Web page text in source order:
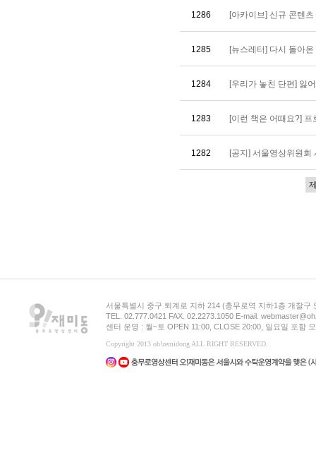
1286 [아카이브] 신규 콘텐
1285 [뉴스레터] 다시 돌아
1284 [우리가 놓친 단편] 잃
1283 [이런 책은 어때요?]
1282 [공지] 서울영상위원회
서울특별시 중구 퇴계로 지하 214 (충무로역 지하1층 개찰구
TEL. 02.777.0421 FAX. 02.2273.1050 E-mail.
센터 운영 : 월~토 OPEN 11:00, CLOSE 20:00, 일요일 포함
Copyright 2013 oh!zemidong ALL RIGHT RESERVED.